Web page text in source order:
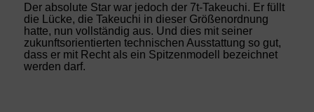
Der absolute Star war jedoch der 7t-Takeuchi. Er füllt
die Lücke, die Takeuchi in dieser Größenordnung
hatte, nun vollständig aus. Und dies mit seiner
zukunftsorientierten technischen Ausstattung so gut,
dass er mit Recht als ein Spitzenmodell bezeichnet
werden darf.